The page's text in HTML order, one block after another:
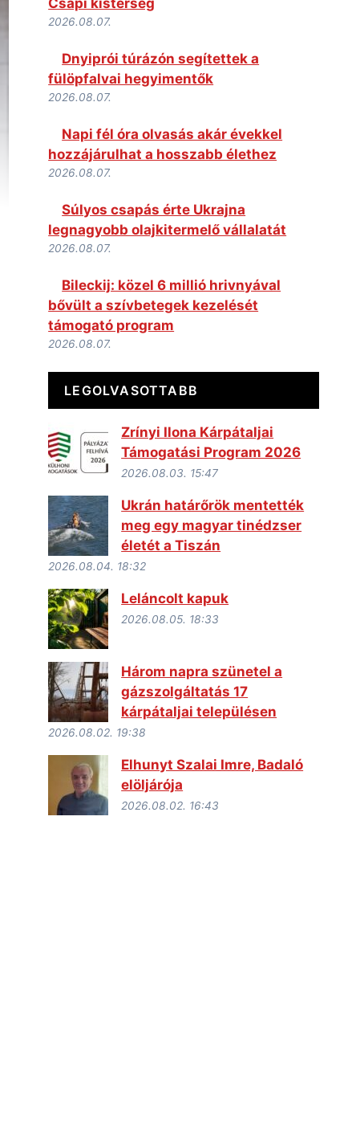
2026.08.07.
Dnyiprói túrázón segítettek a
fülöpfalvai hegyimentők
2026.08.07.
Napi fél óra olvasás akár évekkel
hozzájárulhat a hosszabb élethez
2026.08.07.
Súlyos csapás érte Ukrajna
legnagyobb olajkitermelő vállalatát
2026.08.07.
Bileckij: közel 6 millió hrivnyával
bővült a szívbetegek kezelését
támogató program
2026.08.07.
LEGOLVASOTTABB
Zrínyi Ilona Kárpátaljai
Támogatási Program 2026
2026.08.03. 15:47
Ukrán határőrök mentették
meg egy magyar tinédzser
életét a Tiszán
2026.08.04. 18:32
Leláncolt kapuk
2026.08.05. 18:33
Három napra szünetel a
gázszolgáltatás 17
kárpátaljai településen
2026.08.02. 19:38
Elhunyt Szalai Imre, Badaló
elöljárója
2026.08.02. 16:43